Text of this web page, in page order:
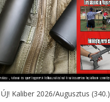
ÚJ! Kaliber 2026/Augusztus (340.)